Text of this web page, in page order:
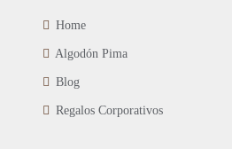
Home
Algodón Pima
Blog
Regalos Corporativos